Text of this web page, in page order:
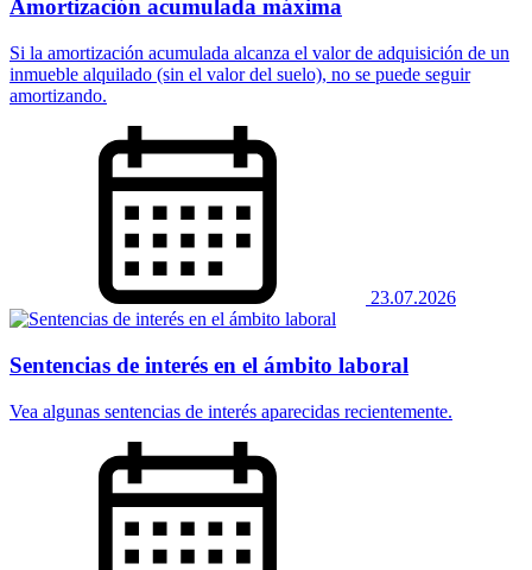
Amortización acumulada máxima
Si la amortización acumulada alcanza el valor de adquisición de un
inmueble alquilado (sin el valor del suelo), no se puede seguir
amortizando.
23.07.2026
Sentencias de interés en el ámbito laboral
Vea algunas sentencias de interés aparecidas recientemente.